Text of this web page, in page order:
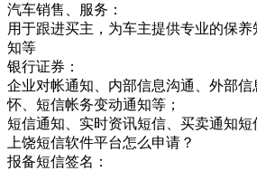
汽车销售、服务：
用于跟进买主，为车主提供专业的保
知等
银行证券：
企业对帐通知、内部信息沟通、外部
怀、短信帐务变动通知等；
短信通知、实时资讯短信、买卖通知短
上饶短信软件平台怎么申请？
报备短信签名：